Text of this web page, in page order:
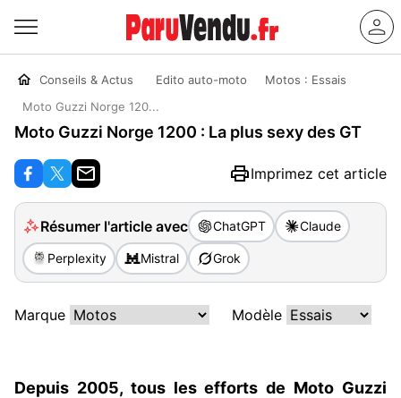
Conseils & Actus Edito auto-moto
Motos : Essais
Moto Guzzi Norge 120...
Moto Guzzi Norge 1200 : La plus sexy des GT
Imprimez cet article
Résumer l'article avec ChatGPT Claude
Perplexity Mistral Grok
Marque Modèle
Depuis 2005, tous les efforts de Moto Guzzi